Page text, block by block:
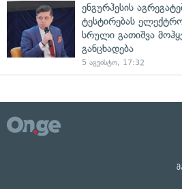
ენგურჰესის
ტესტირებას
სრული გათიშვა
განცხადება
5 აგვისტო, 17:32